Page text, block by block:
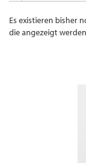
Es existieren bisher
die angezeigt